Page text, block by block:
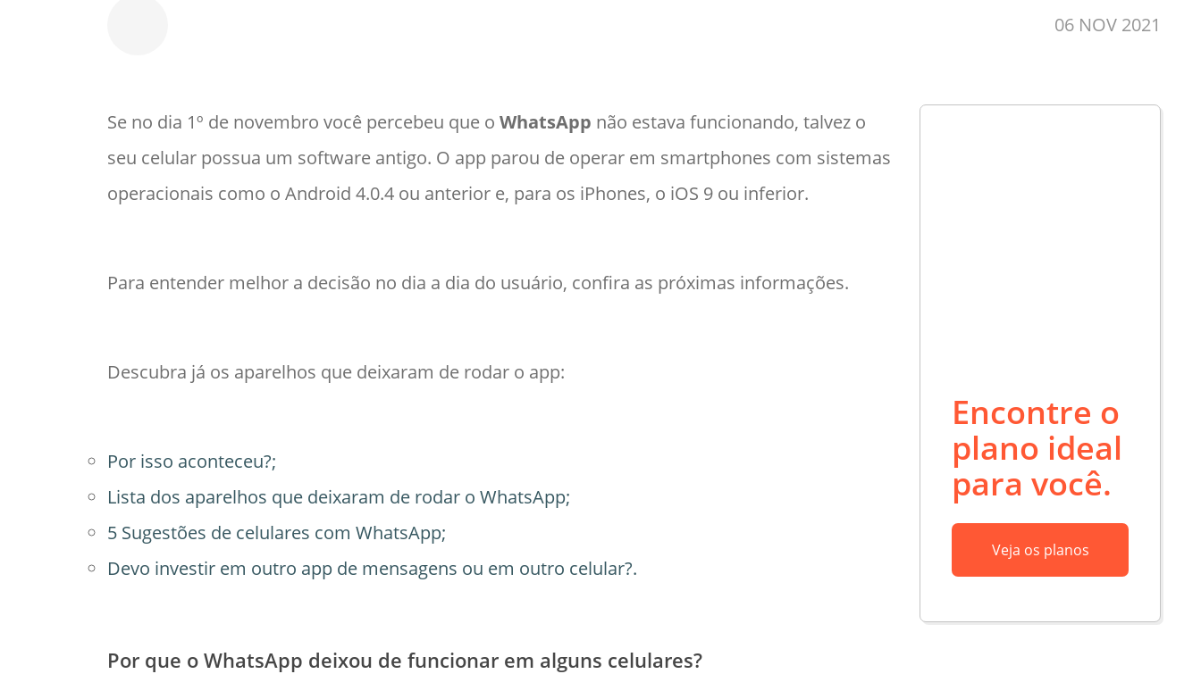
06 NOV 2021
Se no dia 1º de novembro você percebeu que o WhatsApp não estava funcionando, talvez o
seu celular possua um software antigo. O app parou de operar em smartphones com sistemas
operacionais como o Android 4.0.4 ou anterior e, para os iPhones, o iOS 9 ou inferior.
Para entender melhor a decisão no dia a dia do usuário, confira as próximas informações.
Descubra já os aparelhos que deixaram de rodar o app:
Por isso aconteceu?;
Lista dos aparelhos que deixaram de rodar o WhatsApp;
5 Sugestões de celulares com WhatsApp;
Devo investir em outro app de mensagens ou em outro celular?.
Por que o WhatsApp deixou de funcionar em alguns celulares?
Encontre o
plano ideal
para você.
Veja os planos